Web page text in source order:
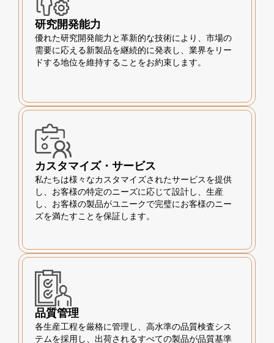
研究開発能力
優れた研究開発能力と革新的な技術により、市場の
需要に応える新製品を継続的に発表し、業界をリー
ドする地位を維持することをお約束します。
カスタマイズ・サービス
私たちは様々なカスタマイズされたサービスを提供
し、お客様の特定のニーズに応じて設計し、生産
し、お客様の製品がユニークで完璧にお客様のニー
ズを満たすことを保証します。
品質管理
各生産工程を厳格に管理し、高水準の品質検査シス
テムを採用し、出荷されるすべての製品が品質基準